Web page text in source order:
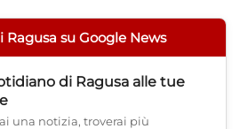
su Google News
di Ragusa alle tue
una notizia, troverai più